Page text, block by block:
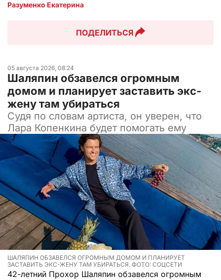
Разуменко Екатерина
ПОДЕЛИТЬСЯ
05 августа 2026, 08:24
Шаляпин обзавелся огромным
домом и планирует заставить экс-
жену там убираться
Судя по словам артиста, он уверен, что
Лара Копенкина будет помогать ему
ШАЛЯПИН ОБЗАВЕЛСЯ ОГРОМНЫМ ДОМОМ И ПЛАНИРУЕТ
ЗАСТАВИТЬ ЭКС-ЖЕНУ ТАМ УБИРАТЬСЯ. ФОТО: СОЦСЕТИ
42-летний Прохор Шаляпин обзавелся огромным